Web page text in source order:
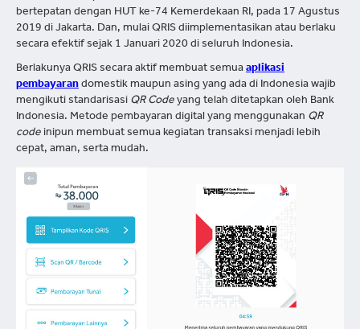
bertepatan dengan HUT ke-74 Kemerdekaan RI, pada 17 Agustus
2019 di Jakarta. Dan, mulai QRIS diimplementasikan atau berlaku
secara efektif sejak 1 Januari 2020 di seluruh Indonesia.
Berlakunya QRIS secara aktif membuat semua aplikasi
pembayaran domestik maupun asing yang ada di Indonesia wajib
mengikuti standarisasi QR Code yang telah ditetapkan oleh Bank
Indonesia. Metode pembayaran digital yang menggunakan QR
code inipun membuat semua kegiatan transaksi menjadi lebih
cepat, aman, serta mudah.